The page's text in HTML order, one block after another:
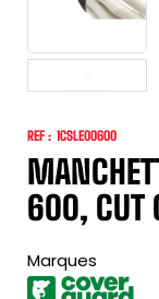
REF : 1CSLE00600
600, CUT
Marques